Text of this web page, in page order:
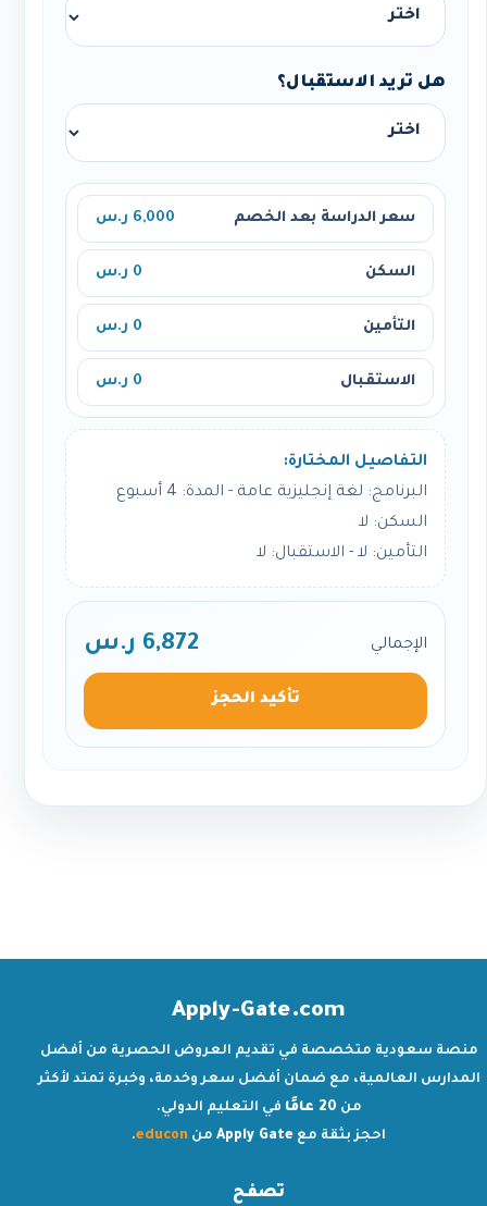
هل تريد الاستقبال؟
سعر الدراسة بعد الخصم 6,000 ر.س
السكن 0 ر.س
التأمين 0 ر.س
الاستقبال 0 ر.س
التفاصيل المختارة:
البرنامج: لغة إنجليزية عامة - المدة: 4 أسبوع
السكن: لا
التأمين: لا - الاستقبال: لا
الإجمالي 6,872 ر.س
تأكيد الحجز
Apply-Gate.com
منصة سعودية متخصصة في تقديم العروض الحصرية من أفضل
المدارس العالمية، مع ضمان أفضل سعر وخدمة، وخبرة تمتد لأكثر
من 20 عامًا
في التعليم الدولي.
احجز بثقة مع Apply Gate من educon
.
تصفح